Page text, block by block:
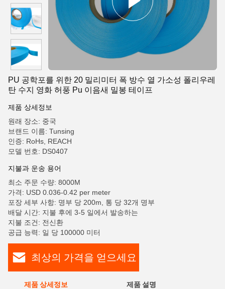
PU 공학포를 위한 20 밀리미터 폭 방수 열 가소성 폴리우레
탄 수지 영화 허풍 Pu 이음새 밀봉 테이프
제품 상세정보
원래 장소: 중국
브랜드 이름: Tunsing
인증: RoHs, REACH
모델 번호: DS0407
지불과 운송 용어
최소 주문 수량: 8000M
가격: USD 0.036-0.42 per meter
포장 세부 사항: 명부 당 200m, 통 당 32개 명부
배달 시간: 지불 후에 3-5 일에서 발송하는
지불 조건: 전신환
공급 능력: 일 당 100000 미터
최상의 가격을 얻으세요
제품 상세정보 제품 설명